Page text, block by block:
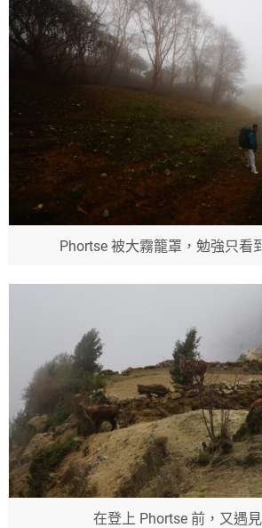
Phortse 被大霧籠罩，勉強只看
在登上 Phortse 前，又遇